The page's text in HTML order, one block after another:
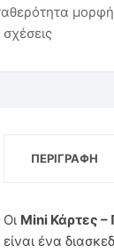
ΠΕΡΙΓΡΑΦΉ
Οι Mini Κάρτες
είναι ένα